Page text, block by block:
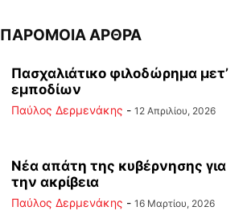
ΠΑΡΟΜΟΙΑ ΑΡΘΡΑ
Πασχαλιάτικο φιλοδώρημα μετ’
εμποδίων
Παύλος Δερμενάκης - 12 Απριλίου, 2026
Νέα απάτη της κυβέρνησης για
την ακρίβεια
Παύλος Δερμενάκης - 16 Μαρτίου, 2026